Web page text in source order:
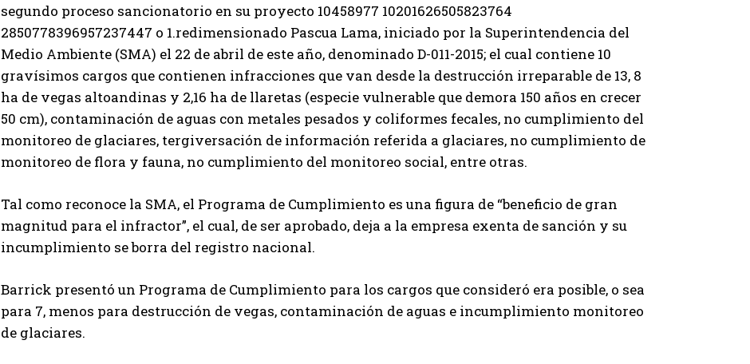
segundo proceso sancionatorio en su proyecto 10458977 10201626505823764
2850778396957237447 o 1.redimensionado Pascua Lama, iniciado por la Superintendencia del
Medio Ambiente (SMA) el 22 de abril de este año, denominado D-011-2015; el cual contiene 10
gravísimos cargos que contienen infracciones que van desde la destrucción irreparable de 13, 8
ha de vegas altoandinas y 2,16 ha de llaretas (especie vulnerable que demora 150 años en crecer
50 cm), contaminación de aguas con metales pesados y coliformes fecales, no cumplimiento del
monitoreo de glaciares, tergiversación de información referida a glaciares, no cumplimiento de
monitoreo de flora y fauna, no cumplimiento del monitoreo social, entre otras.
Tal como reconoce la SMA, el Programa de Cumplimiento es una figura de “beneficio de gran
magnitud para el infractor”, el cual, de ser aprobado, deja a la empresa exenta de sanción y su
incumplimiento se borra del registro nacional.
Barrick presentó un Programa de Cumplimiento para los cargos que consideró era posible, o sea
para 7, menos para destrucción de vegas, contaminación de aguas e incumplimiento monitoreo
de glaciares.